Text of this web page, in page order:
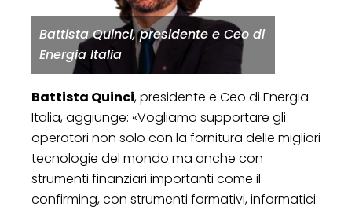
Battista Quinci, presidente e Ceo di
Energia Italia
Battista Quinci, presidente e Ceo di Energia
Italia, aggiunge: «Vogliamo supportare gli
operatori non solo con la fornitura delle migliori
tecnologie del mondo ma anche con
strumenti finanziari importanti come il
confirming, con strumenti formativi, informatici